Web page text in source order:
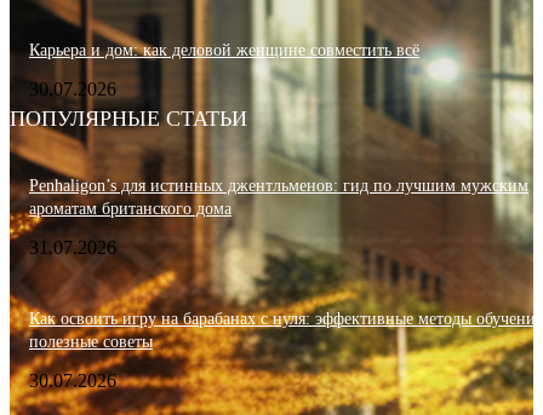
Карьера и дом: как деловой женщине совместить всё
30.07.2026
ПОПУЛЯРНЫЕ СТАТЬИ
Penhaligon’s для истинных джентльменов: гид по лучшим мужским
ароматам британского дома
31.07.2026
Как освоить игру на барабанах с нуля: эффективные методы
полезные советы
30.07.2026